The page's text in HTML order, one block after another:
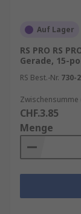
Auf Lager
RS PRO RS
Gerade, 15-
RS Best.-Nr. 730-
Zwischensumme
CHF.3.85
Menge